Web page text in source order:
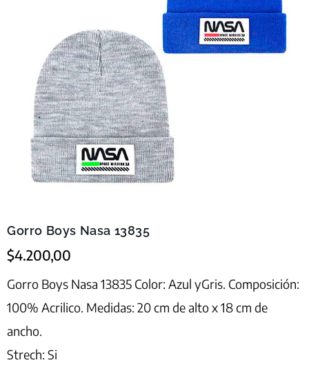
Gorro Boys Nasa 13835
$4.200,00
Gorro Boys Nasa 13835 Color: Azul yGris. Composición:
100% Acrilico. Medidas: 20 cm de alto x 18 cm de
ancho.
Strech: Si